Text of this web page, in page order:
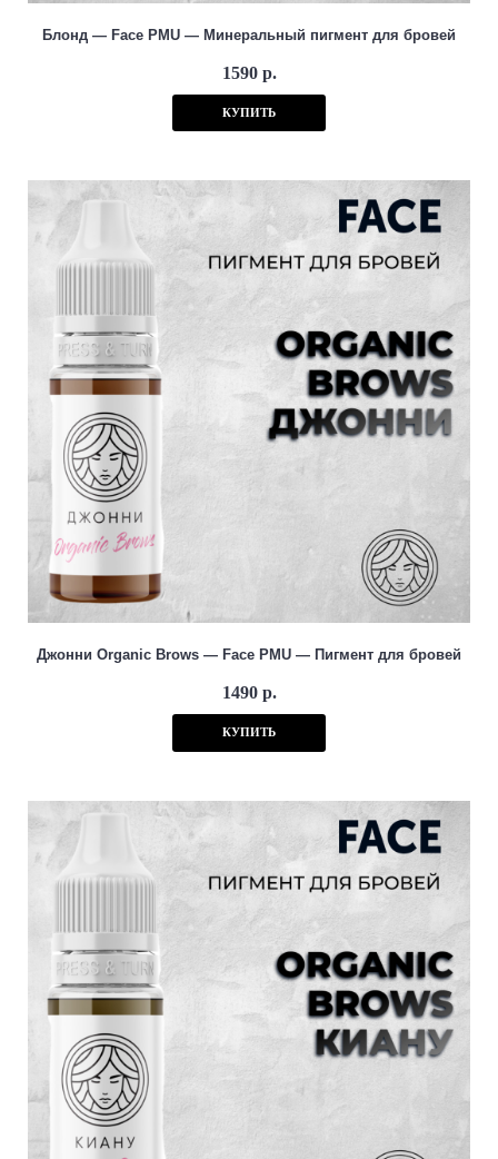
Блонд — Face PMU — Минеральный пигмент для бровей
1590 р.
КУПИТЬ
Джонни Organic Brows — Face PMU — Пигмент для бровей
1490 р.
КУПИТЬ